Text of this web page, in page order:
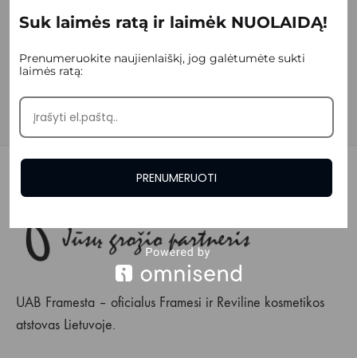
paviršių. Laikyti vaikams nepasiekiamoje vietoje.
UAB Framesta – oficialus Framesi ir Reviline kosmetikos
atstovas Lietuvoje.
Suk laimės ratą ir laimėk NUOLAIDĄ!
Prenumeruokite naujienlaiškį, jog galėtumėte sukti
laimės ratą:
PRENUMERUOTI